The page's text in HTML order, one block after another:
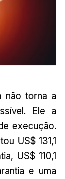
não torna a
Ele a
execução.
US$ 131,1
US$ 110,1
e uma